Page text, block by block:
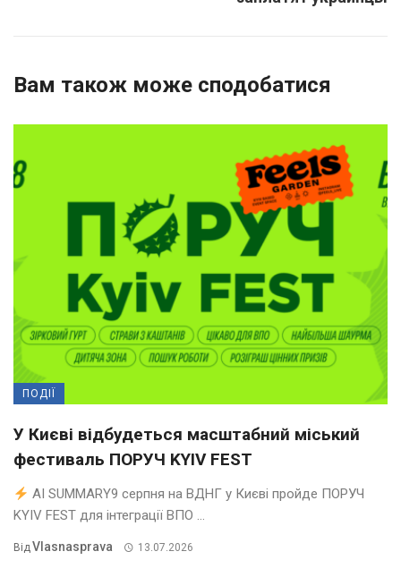
Вам також може сподобатися
ПОДІЇ
У Києві відбудеться масштабний міський
фестиваль ПОРУЧ KYIV FEST
AI SUMMARY9 серпня на ВДНГ у Києві пройде ПОРУЧ
KYIV FEST для інтеграції ВПО ...
ВідVlasnasprava 13.07.2026